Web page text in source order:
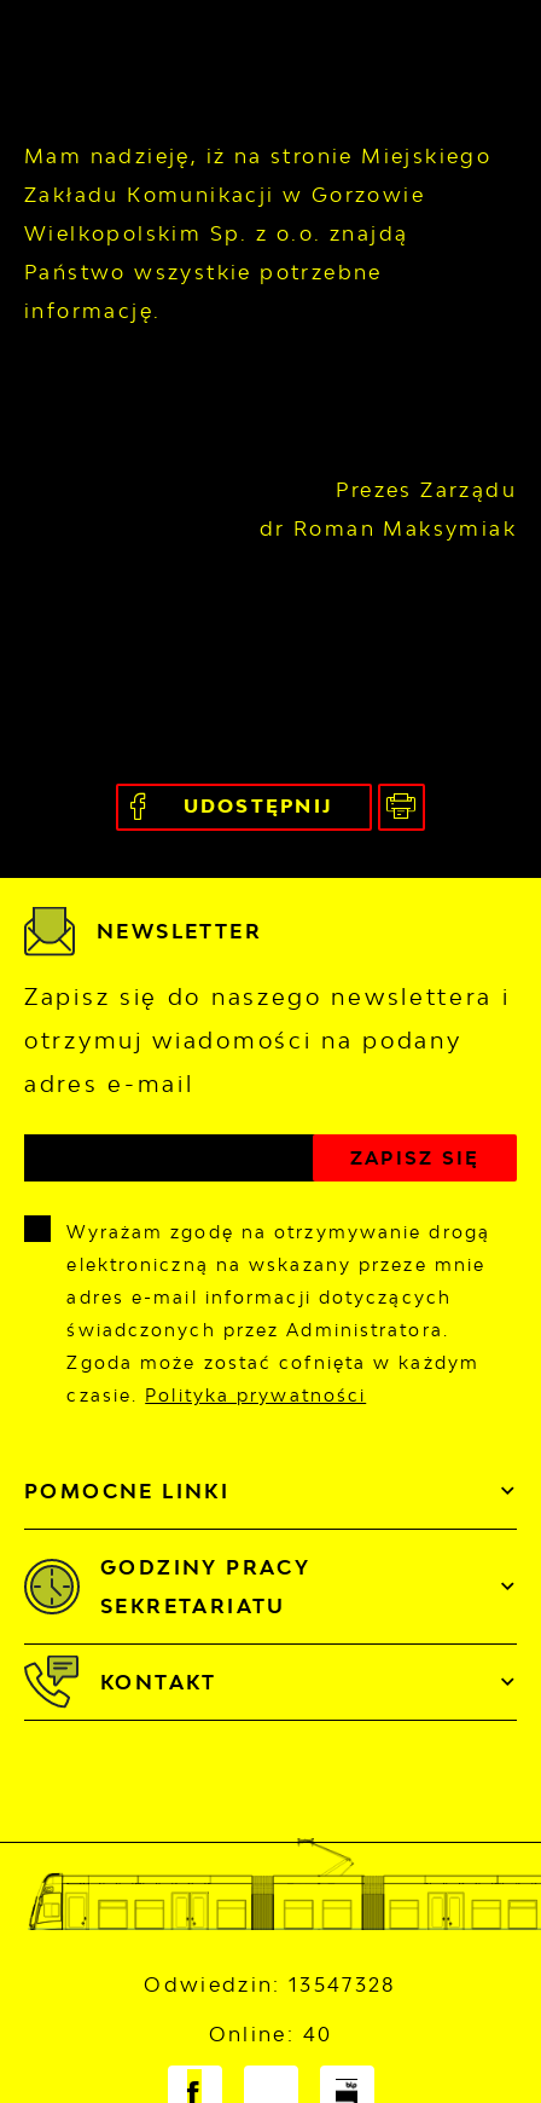
Mam nadzieję, iż na stronie Miejskiego
Zakładu Komunikacji w Gorzowie
Wielkopolskim Sp. z o.o. znajdą
Państwo wszystkie potrzebne
informację.
Prezes Zarządu
dr Roman Maksymiak
UDOSTĘPNIJ
POMOCNE LINKI
NEWSLETTER
Zapisz się do naszego newslettera i
otrzymuj wiadomości na podany
adres e-mail
Wyrażam zgodę na otrzymywanie drogą
elektroniczną na wskazany przeze mnie
adres e-mail informacji dotyczących
świadczonych przez Administratora.
Zgoda może zostać cofnięta w każdym
czasie. Polityka prywatności
GODZINY PRACY
SEKRETARIATU
KONTAKT
Odwiedzin: 13547328
Online: 40